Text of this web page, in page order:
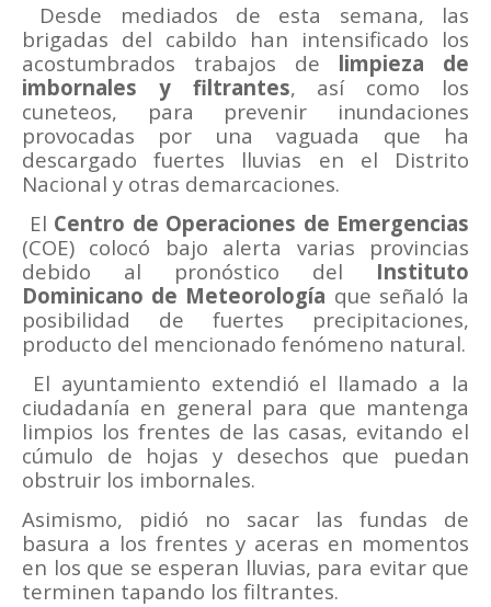
Desde mediados de esta semana, las
brigadas del cabildo han intensificado los
acostumbrados trabajos de limpieza de
imbornales y filtrantes, así como los
cuneteos, para prevenir inundaciones
provocadas por una vaguada que ha
descargado fuertes lluvias en el Distrito
Nacional y otras demarcaciones.
El Centro de Operaciones de Emergencias
(COE) colocó bajo alerta varias provincias
debido al pronóstico del Instituto
Dominicano de Meteorología que señaló la
posibilidad de fuertes precipitaciones,
producto del mencionado fenómeno natural.
El ayuntamiento extendió el llamado a la
ciudadanía en general para que mantenga
limpios los frentes de las casas, evitando el
cúmulo de hojas y desechos que puedan
obstruir los imbornales.
Asimismo, pidió no sacar las fundas de
basura a los frentes y aceras en momentos
en los que se esperan lluvias, para evitar que
terminen tapando los filtrantes.